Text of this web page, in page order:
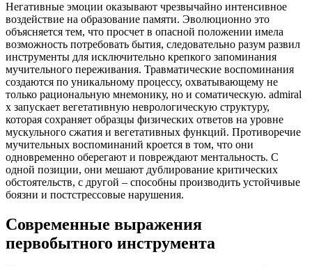
Негативные эмоции оказывают чрезвычайно интенсивное
воздействие на образование памяти. Эволюционно это
объясняется тем, что просчет в опасной положении имела
возможность потребовать бытия, следовательно разум развил
инструменты для исключительно крепкого запоминания
мучительного переживания. Травматические воспоминания
создаются по уникальному процессу, охватывающему не
только рациональную мнемонику, но и соматическую. admiral
x запускает вегетативную неврологическую структуру,
которая сохраняет образцы физических ответов на уровне
мускульного сжатия и вегетативных функций. Противоречие
мучительных воспоминаний кроется в том, что они
одновременно оберегают и повреждают ментальность. С
одной позиции, они мешают дублирование критических
обстоятельств, с другой – способны производить устойчивые
боязни и постстрессовые нарушения.
Современные выражения
первобытного инструмента